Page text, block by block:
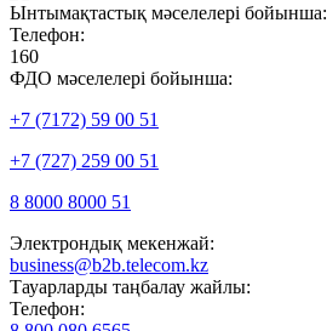
Ынтымақтастық мәселелері бойынша:
Телефон:
160
ФДО мәселелері бойынша:
+7 (7172) 59 00 51
+7 (727) 259 00 51
8 8000 8000 51
Электрондық мекенжай:
business@b2b.telecom.kz
Тауарларды таңбалау жайлы:
Телефон: